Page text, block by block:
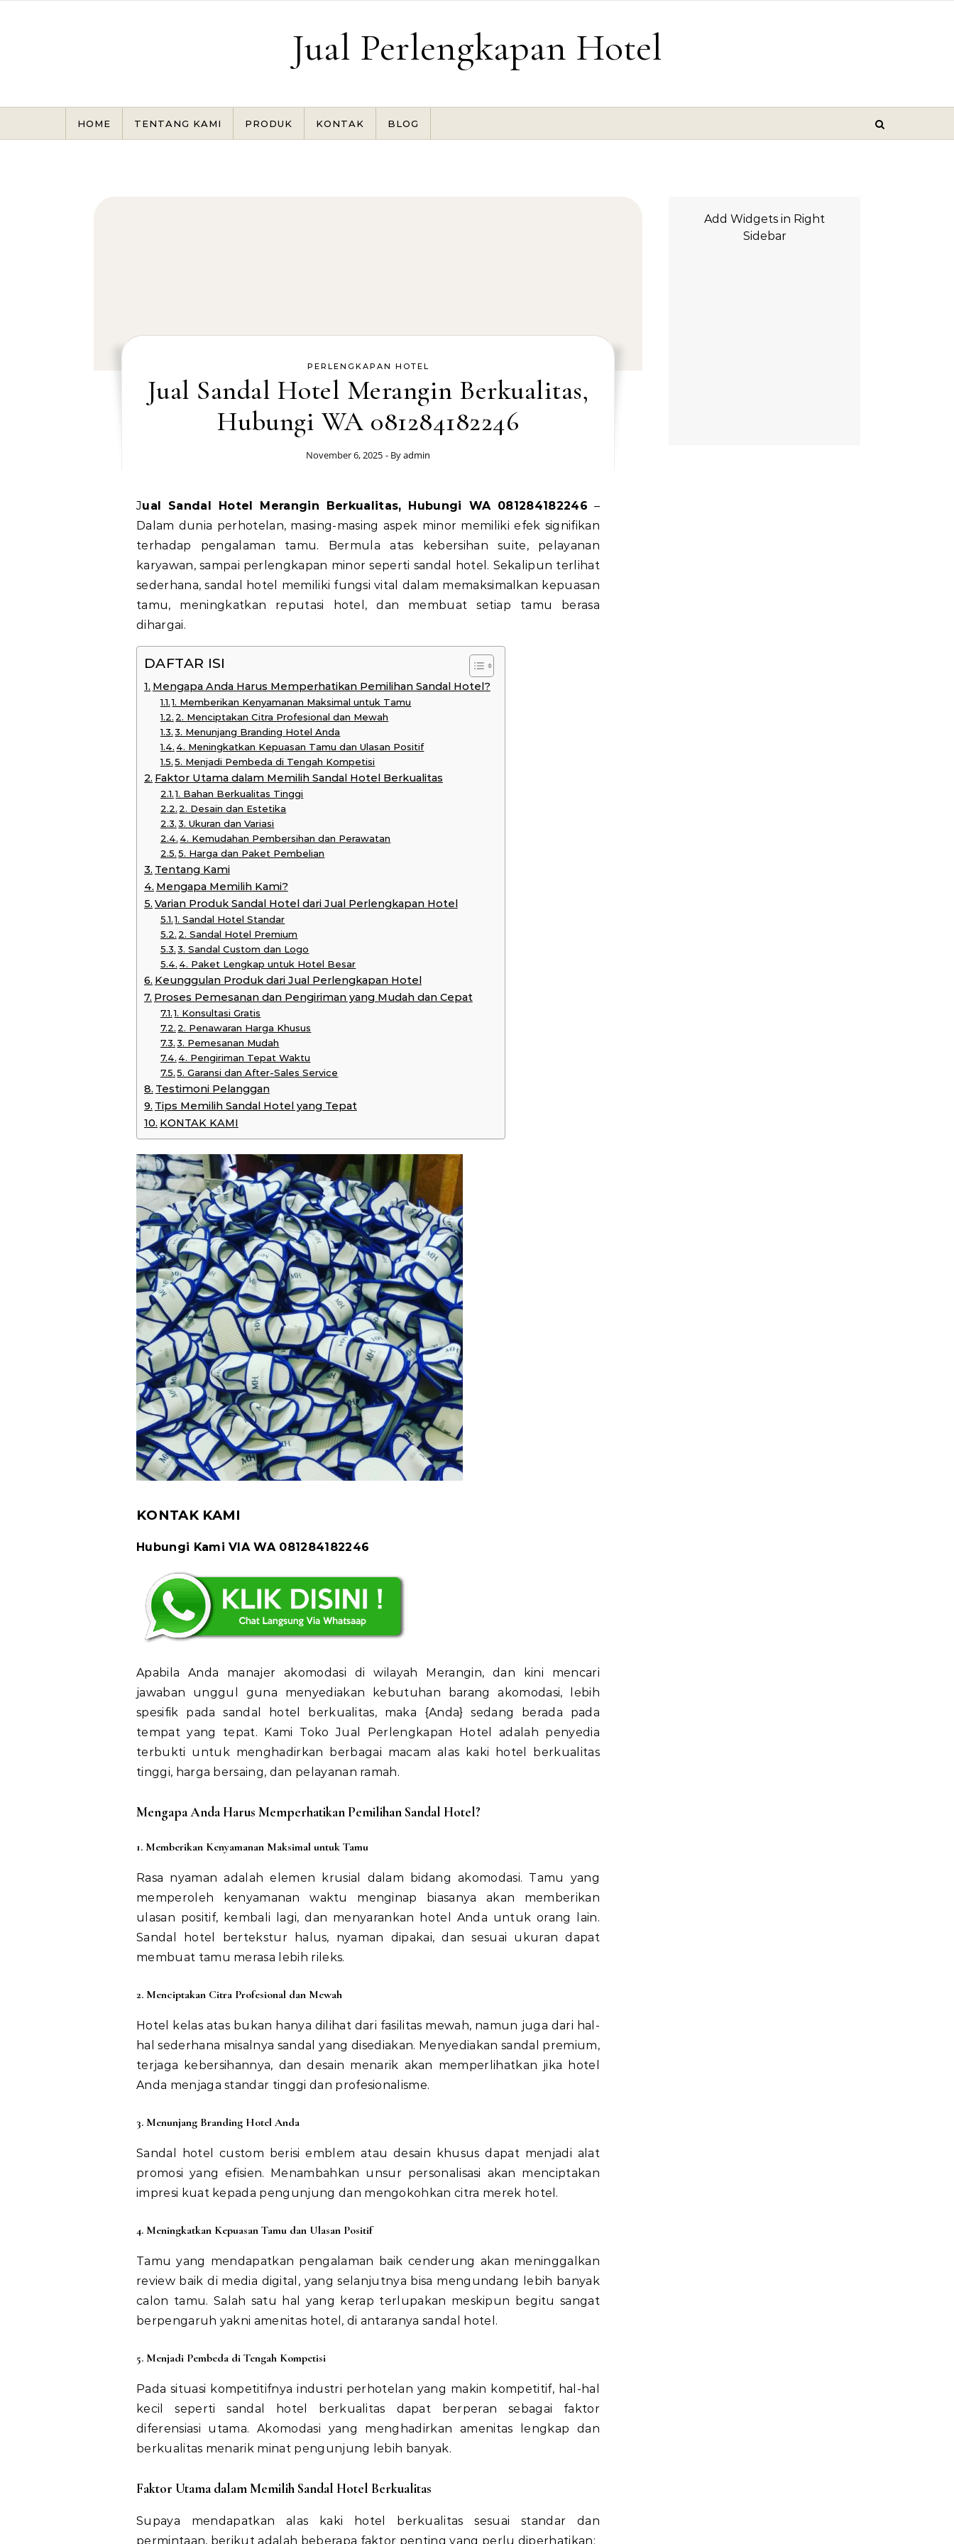
Jual Perlengkapan Hotel
HOME TENTANG KAMI PRODUK KONTAK BLOG
PERLENGKAPAN HOTEL
Jual Sandal Hotel Merangin Berkualitas,
Hubungi WA 081284182246
November 6, 2025 - Byadmin
Jual Sandal Hotel Merangin Berkualitas, Hubungi WA 081284182246 –
Dalam dunia perhotelan, masing-masing aspek minor memiliki efek signifikan
terhadap pengalaman tamu. Bermula atas kebersihan suite, pelayanan
karyawan, sampai perlengkapan minor seperti sandal hotel. Sekalipun terlihat
sederhana, sandal hotel memiliki fungsi vital dalam memaksimalkan kepuasan
tamu, meningkatkan reputasi hotel, dan membuat setiap tamu berasa
dihargai.
DAFTAR ISI
Mengapa Anda Harus Memperhatikan Pemilihan Sandal Hotel?
1. Memberikan Kenyamanan Maksimal untuk Tamu
2. Menciptakan Citra Profesional dan Mewah
3. Menunjang Branding Hotel Anda
4. Meningkatkan Kepuasan Tamu dan Ulasan Positif
5. Menjadi Pembeda di Tengah Kompetisi
Faktor Utama dalam Memilih Sandal Hotel Berkualitas
1. Bahan Berkualitas Tinggi
2. Desain dan Estetika
3. Ukuran dan Variasi
4. Kemudahan Pembersihan dan Perawatan
5. Harga dan Paket Pembelian
Tentang Kami
Mengapa Memilih Kami?
Varian Produk Sandal Hotel dari Jual Perlengkapan Hotel
1. Sandal Hotel Standar
2. Sandal Hotel Premium
3. Sandal Custom dan Logo
4. Paket Lengkap untuk Hotel Besar
Keunggulan Produk dari Jual Perlengkapan Hotel
Proses Pemesanan dan Pengiriman yang Mudah dan Cepat
1. Konsultasi Gratis
2. Penawaran Harga Khusus
3. Pemesanan Mudah
4. Pengiriman Tepat Waktu
5. Garansi dan After-Sales Service
Testimoni Pelanggan
Tips Memilih Sandal Hotel yang Tepat
KONTAK KAMI
KONTAK KAMI
Hubungi Kami VIA WA 081284182246
Apabila Anda manajer akomodasi di wilayah Merangin, dan kini mencari
jawaban unggul guna menyediakan kebutuhan barang akomodasi, lebih
spesifik pada sandal hotel berkualitas, maka {Anda} sedang berada pada
tempat yang tepat. Kami Toko Jual Perlengkapan Hotel adalah penyedia
terbukti untuk menghadirkan berbagai macam alas kaki hotel berkualitas
tinggi, harga bersaing, dan pelayanan ramah.
Mengapa Anda Harus Memperhatikan Pemilihan Sandal Hotel?
1. Memberikan Kenyamanan Maksimal untuk Tamu
Rasa nyaman adalah elemen krusial dalam bidang akomodasi. Tamu yang
memperoleh kenyamanan waktu menginap biasanya akan memberikan
ulasan positif, kembali lagi, dan menyarankan hotel Anda untuk orang lain.
Sandal hotel bertekstur halus, nyaman dipakai, dan sesuai ukuran dapat
membuat tamu merasa lebih rileks.
2. Menciptakan Citra Profesional dan Mewah
Hotel kelas atas bukan hanya dilihat dari fasilitas mewah, namun juga dari hal-
hal sederhana misalnya sandal yang disediakan. Menyediakan sandal premium,
terjaga kebersihannya, dan desain menarik akan memperlihatkan jika hotel
Anda menjaga standar tinggi dan profesionalisme.
3. Menunjang Branding Hotel Anda
Sandal hotel custom berisi emblem atau desain khusus dapat menjadi alat
promosi yang efisien. Menambahkan unsur personalisasi akan menciptakan
impresi kuat kepada pengunjung dan mengokohkan citra merek hotel.
4. Meningkatkan Kepuasan Tamu dan Ulasan Positif
Tamu yang mendapatkan pengalaman baik cenderung akan meninggalkan
review baik di media digital, yang selanjutnya bisa mengundang lebih banyak
calon tamu. Salah satu hal yang kerap terlupakan meskipun begitu sangat
berpengaruh yakni amenitas hotel, di antaranya sandal hotel.
5. Menjadi Pembeda di Tengah Kompetisi
Pada situasi kompetitifnya industri perhotelan yang makin kompetitif, hal-hal
kecil seperti sandal hotel berkualitas dapat berperan sebagai faktor
diferensiasi utama. Akomodasi yang menghadirkan amenitas lengkap dan
berkualitas menarik minat pengunjung lebih banyak.
Faktor Utama dalam Memilih Sandal Hotel Berkualitas
Supaya mendapatkan alas kaki hotel berkualitas sesuai standar dan
permintaan, berikut adalah beberapa faktor penting yang perlu diperhatikan:
Add Widgets in Right
Sidebar